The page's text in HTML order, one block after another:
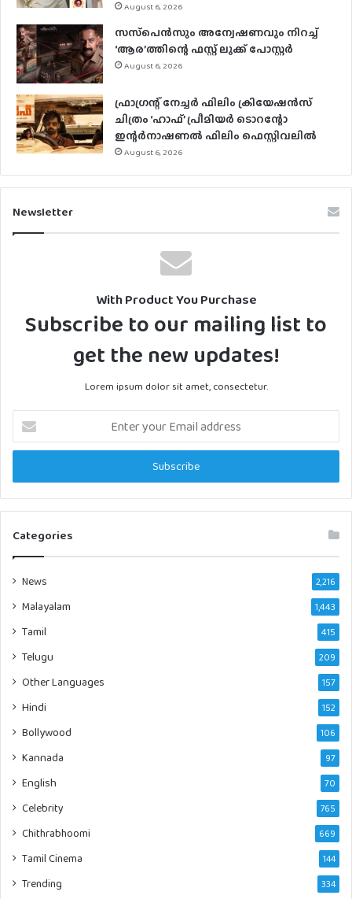
August 6, 2026
സസ്‌പെന്‍സും അന്വേഷണവും നിറച്ച്
‘ആര’ത്തിന്റെ ഫസ്റ്റ് ലുക്ക് പോസ്റ്റര്‍
August 6, 2026
ഫ്രാഗ്രന്റ് നേച്ചര്‍ ഫിലിം ക്രിയേഷന്‍സ്
ചിത്രം ‘ഹാഫ്’ പ്രീമിയര്‍ ടൊറന്റോ
ഇന്റര്‍നാഷണല്‍ ഫിലിം ഫെസ്റ്റിവലില്‍
August 6, 2026
Newsletter
With Product You Purchase
Subscribe to our mailing list to
get the new updates!
Lorem ipsum dolor sit amet, consectetur.
Enter
your
Email
Categories
News 2,216
Malayalam 1,443
Tamil 415
Telugu 209
Other Languages 157
Hindi 152
Bollywood 106
Kannada 97
English 70
Celebrity 765
Chithrabhoomi 669
Tamil Cinema 144
Trending 334